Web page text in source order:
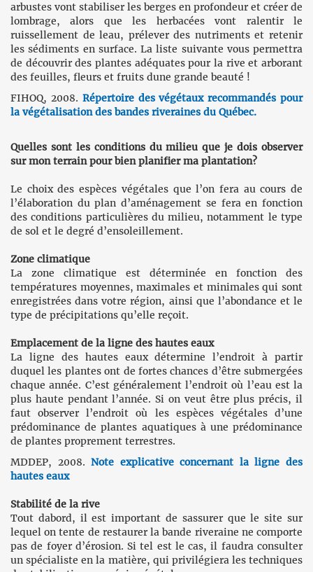
arbustes vont stabiliser les berges en profondeur et créer de
lombrage, alors que les herbacées vont ralentir le
ruissellement de leau, prélever des nutriments et retenir
les sédiments en surface. La liste suivante vous permettra
de découvrir des plantes adéquates pour la rive et arborant
des feuilles, fleurs et fruits dune grande beauté !
FIHOQ, 2008. Répertoire des végétaux recommandés pour
la végétalisation des bandes riveraines du Québec.
Quelles sont les conditions du milieu que je dois observer
sur mon terrain pour bien planifier ma plantation?
Le choix des espèces végétales que l’on fera au cours de
l’élaboration du plan d’aménagement se fera en fonction
des conditions particulières du milieu, notamment le type
de sol et le degré d’ensoleillement.
Zone climatique
La zone climatique est déterminée en fonction des
températures moyennes, maximales et minimales qui sont
enregistrées dans votre région, ainsi que l’abondance et le
type de précipitations qu’elle reçoit.
Emplacement de la ligne des hautes eaux
La ligne des hautes eaux détermine l’endroit à partir
duquel les plantes ont de fortes chances d’être submergées
chaque année. C’est généralement l’endroit où l’eau est la
plus haute pendant l’année. Si on veut être plus précis, il
faut observer l’endroit où les espèces végétales d’une
prédominance de plantes aquatiques à une prédominance
de plantes proprement terrestres.
MDDEP, 2008.Note explicative concernant la ligne des
hautes eaux
Stabilité de la rive
Tout dabord, il est important de sassurer que le site sur
lequel on tente de restaurer la bande riveraine ne comporte
pas de foyer d’érosion. Si tel est le cas, il faudra consulter
un spécialiste en la matière, qui privilégiera les techniques